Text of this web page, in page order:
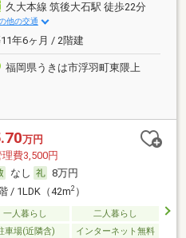
久大本線 筑後大石駅 徒歩22分
他の交通
年6ヶ月 / 2階建
福岡県うきは市浮羽町東隈上
万円
理費3,500円
なし
8万円
/ 1LDK（42m2）
一人暮らし
二人暮らし
車場(近隣含) インターネット無料